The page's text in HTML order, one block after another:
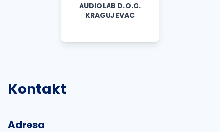
AUDIOLAB D.O.O.
KRAGUJEVAC
Kontakt
Adresa